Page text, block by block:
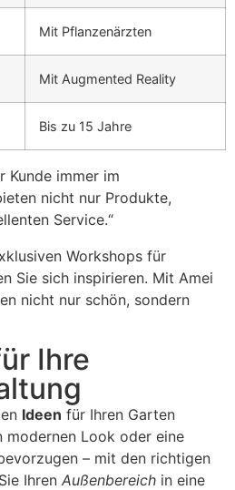
Mit Pflanzenärzten
Mit Augmented Reality
Bis zu 15 Jahre
Kunde immer im
nicht nur Produkte,
Service.“
Workshops für
Sie sich inspirieren. Mit Amei
nicht nur schön, sondern
Ihre
Ideen für Ihren Garten
modernen Look oder eine
– mit den richtigen
Ihren Außenbereich in eine